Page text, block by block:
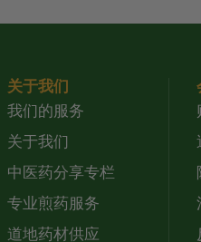
关于我们
我们的服务
关于我们
中医药分享专栏
专业煎药服务
道地药材供应